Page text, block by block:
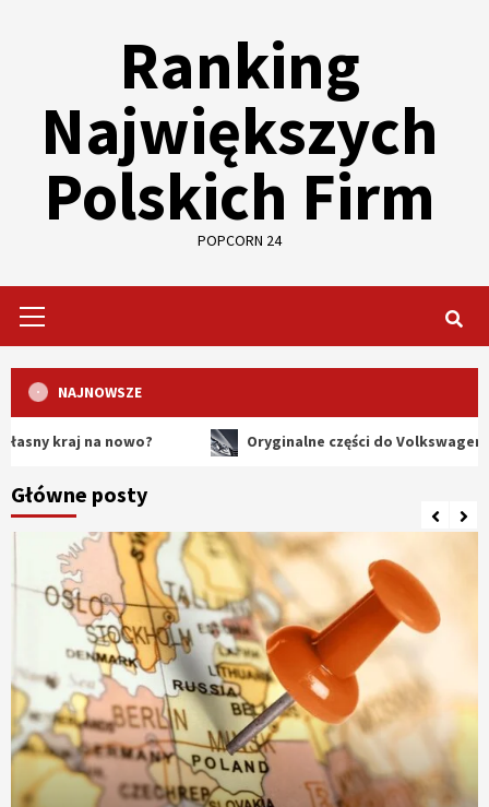
Ranking
Największych
Polskich Firm
POPCORN 24
Menu
NAJNOWSZE
na nowo? Oryginalne części do Volkswagena –
Główne posty